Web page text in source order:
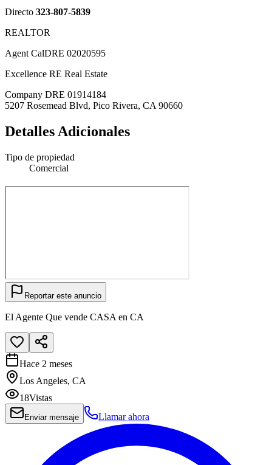
Directo 323-807-5839
REALTOR
Agent CalDRE 02020595
Excellence RE Real Estate
Company DRE 01914184
5207 Rosemead Blvd, Pico Rivera, CA 90660
Detalles Adicionales
Tipo de propiedad
Comercial
Reportar este anuncio
El Agente Que vende CASA en CA
Hace 2 meses
Los Angeles, CA
18Vistas
Enviar mensaje Llamar ahora